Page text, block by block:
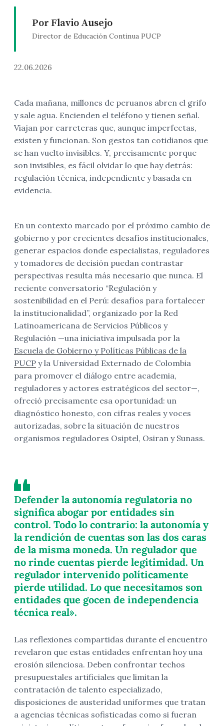
Por Flavio Ausejo
Director de Educación Continua PUCP
22.06.2026
Cada mañana, millones de peruanos abren el grifo
y sale agua. Encienden el teléfono y tienen señal.
Viajan por carreteras que, aunque imperfectas,
existen y funcionan. Son gestos tan cotidianos que
se han vuelto invisibles. Y, precisamente porque
son invisibles, es fácil olvidar lo que hay detrás:
regulación técnica, independiente y basada en
evidencia.
En un contexto marcado por el próximo cambio de
gobierno y por crecientes desafíos institucionales,
generar espacios donde especialistas, reguladores
y tomadores de decisión puedan contrastar
perspectivas resulta más necesario que nunca. El
reciente conversatorio “Regulación y
sostenibilidad en el Perú: desafíos para fortalecer
la institucionalidad”, organizado por la Red
Latinoamericana de Servicios Públicos y
Regulación —una iniciativa impulsada por la
Escuela de Gobierno y Políticas Públicas de la
PUCP y la Universidad Externado de Colombia
para promover el diálogo entre academia,
reguladores y actores estratégicos del sector—,
ofreció precisamente esa oportunidad: un
diagnóstico honesto, con cifras reales y voces
autorizadas, sobre la situación de nuestros
organismos reguladores Osiptel, Osiran y Sunass.
Defender la autonomía regulatoria no
significa abogar por entidades sin
control. Todo lo contrario: la autonomía y
la rendición de cuentas son las dos caras
de la misma moneda. Un regulador que
no rinde cuentas pierde legitimidad. Un
regulador intervenido políticamente
pierde utilidad. Lo que necesitamos son
entidades que gocen de independencia
técnica real».
Las reflexiones compartidas durante el encuentro
revelaron que estas entidades enfrentan hoy una
erosión silenciosa. Deben confrontar techos
presupuestales artificiales que limitan la
contratación de talento especializado,
disposiciones de austeridad uniformes que tratan
a agencias técnicas sofisticadas como si fueran